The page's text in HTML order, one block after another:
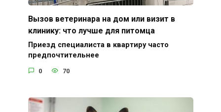
Вызов ветеринара на дом или визит в
клинику: что лучше для питомца
Приезд специалиста в квартиру часто
предпочтительнее
0 70